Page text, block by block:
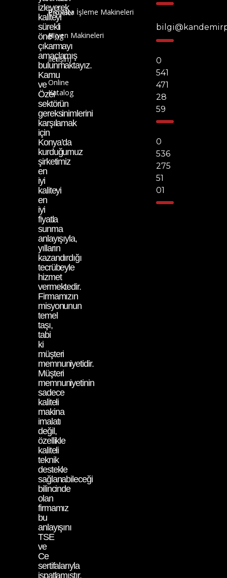
izleyerek
kaliteyi
sürekli
öne
çıkarmayı
amaçlamış
bulunmaktayız.
Kamu
ve
Özel
sektörün
gereksinimlerini
karşılamak
için
Konya’da
kurduğumuz
şirketimiz
en
iyi
kaliteyi
en
iyi
fiyatla
sunma
anlayışıyla,
yılların
kazandırdığı
tecrübeyle
hizmet
vermektedir.
Firmamızın
misyonunun
temel
taşı,
tabi
ki
müşteri
memnuniyetidir.
Müşteri
memnuniyetinin
sadece
kaliteli
makina
imalatı
değil,
özellikle
kaliteli
teknik
destekle
sağlanabileceği
bilincinde
olan
firmamız
bu
anlayışını
TSE
ve
Ce
sertifalarıyla
ispatlamıştır.
Projeler
Blog
İletişim
Online
Katalog
Çikolata İşleme Makineleri
Hijyen Makineleri
0
541
471
28
59
0
536
275
51
01